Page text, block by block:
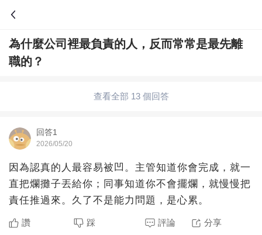
為什麼公司裡最負責的人，反而常常是最先離
職的？
查看全部 13 個回答
回答1
2026/05/20
因為認真的人最容易被凹。主管知道你會完成，就一
直把爛攤子丟給你；同事知道你不會擺爛，就慢慢把
責任推過來。久了不是能力問題，是心累。
讚 踩 評論 分享
問答